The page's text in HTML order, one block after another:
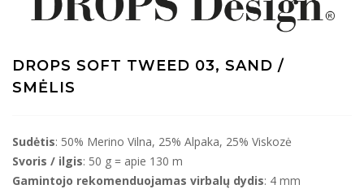
DROPS SOFT TWEED 03, SAND /
SMĖLIS
Sudėtis: 50% Merino Vilna, 25% Alpaka, 25% Viskozė
Svoris / ilgis: 50 g = apie 130 m
Gamintojo rekomenduojamas virbalų dydis: 4 mm